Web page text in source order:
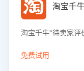
淘宝千
淘宝千牛“待卖家评
免费试用